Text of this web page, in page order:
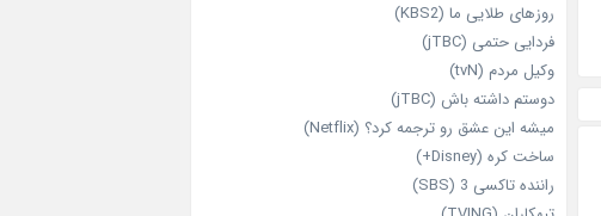
روزهای طلایی ما (KBS2)
فردایی حتمی (jTBC)
وکیل مردم (tvN)
دوستم داشته باش (jTBC)
میشه این عشق رو ترجمه کرد؟ (Netflix)
ساخت کره (Disney+)
راننده تاکسی 3 (SBS)